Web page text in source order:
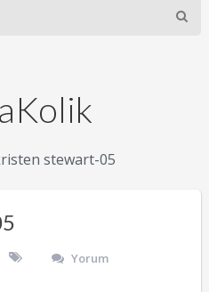
stewart-05
Yorum